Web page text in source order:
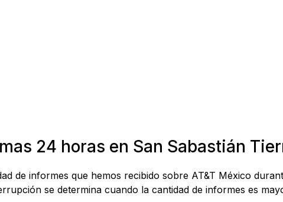
24 horas en San Sabastián
de informes que hemos recibido sobre AT&T México
se determina cuando la cantidad de informes es